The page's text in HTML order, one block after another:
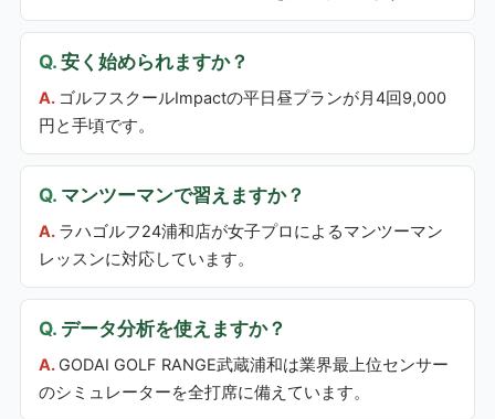
安く始められますか？
ゴルフスクールImpactの平日昼プランが月4回9,000
円と手頃です。
マンツーマンで習えますか？
ラハゴルフ24浦和店が女子プロによるマンツーマン
レッスンに対応しています。
データ分析を使えますか？
GODAI GOLF RANGE武蔵浦和は業界最上位センサー
のシミュレーターを全打席に備えています。